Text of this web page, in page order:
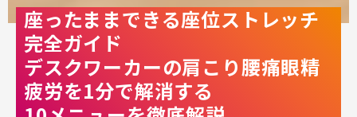
座ったままできる座位ストレッチ
完全ガイド
デスクワーカーの肩こり腰痛眼精
疲労を1分で解消する